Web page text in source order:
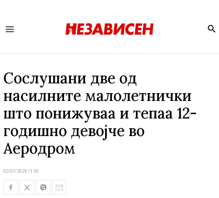
Сослушани две од
насилните малолетнички
што понижуваа и тепаа 12-
годишно девојче во
Аеродром
02/07/2026 11:55